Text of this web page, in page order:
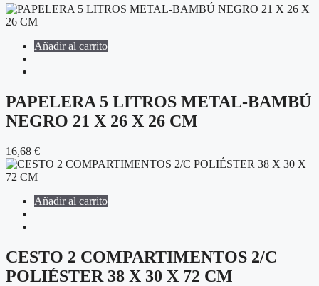
Añadir al carrito
PAPELERA 5 LITROS METAL-BAMBÚ
NEGRO 21 X 26 X 26 CM
16,68 €
Añadir al carrito
CESTO 2 COMPARTIMENTOS 2/C
POLIÉSTER 38 X 30 X 72 CM